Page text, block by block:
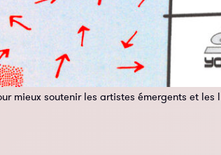
mieux soutenir les artistes émergents et